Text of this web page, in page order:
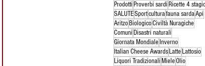
Prodotti Proverbi sardi Ricette 4
SALUTESportculturafauna sardaApi
AritzoBiologicoCiviltà Nuragiche
Comuni Disastri naturali
Giornata Mondiale Inverno
Italian Cheese Awards Latte Lattosio
Liquori Tradizionali MieleOlio